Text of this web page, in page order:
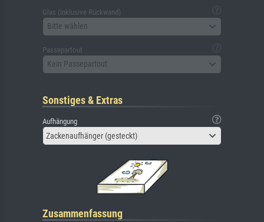
Glas (inklusive Rückwand)
Bitte wählen
Passepartout
Kein Passepartout
Sonstiges & Extras
Aufhängung
Zackenaufhänger (gesteckt)
Zusammenfassung